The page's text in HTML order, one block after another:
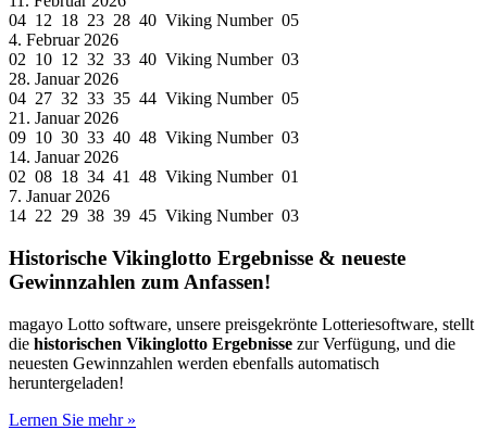
04 12 18 23 28 40 Viking Number 05
4. Februar 2026
02 10 12 32 33 40 Viking Number 03
28. Januar 2026
04 27 32 33 35 44 Viking Number 05
21. Januar 2026
09 10 30 33 40 48 Viking Number 03
14. Januar 2026
02 08 18 34 41 48 Viking Number 01
7. Januar 2026
14 22 29 38 39 45 Viking Number 03
Historische Vikinglotto Ergebnisse & neueste
Gewinnzahlen zum Anfassen!
magayo Lotto software, unsere preisgekrönte Lotteriesoftware, stellt
die historischen Vikinglotto Ergebnisse zur Verfügung, und die
neuesten Gewinnzahlen werden ebenfalls automatisch
heruntergeladen!
Lernen Sie mehr »